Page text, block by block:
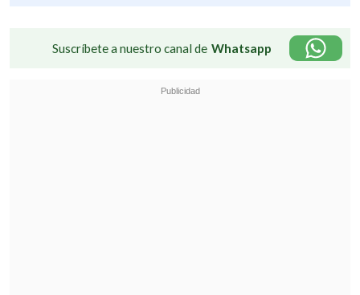
Suscríbete a nuestro canal de Whatsapp